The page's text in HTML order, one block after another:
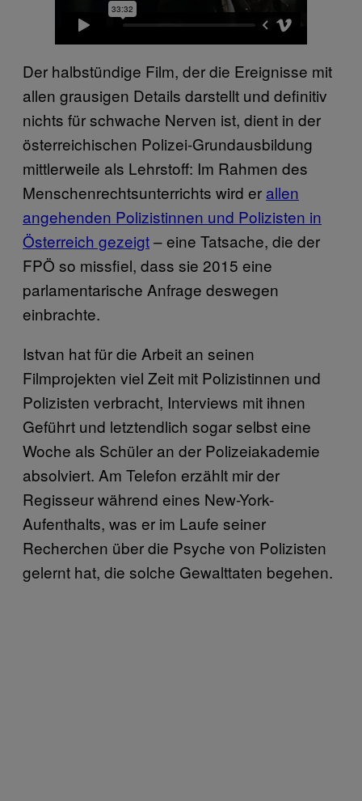
Der halbstündige Film, der die Ereignisse mit
allen grausigen Details darstellt und definitiv
nichts für schwache Nerven ist, dient in der
österreichischen Polizei-Grundausbildung
mittlerweile als Lehrstoff: Im Rahmen des
Menschenrechtsunterrichts wird er allen
angehenden Polizistinnen und Polizisten in
Österreich gezeigt– eine Tatsache, die der
FPÖ so missfiel, dass sie 2015 eine
parlamentarische Anfrage deswegen
einbrachte.
Istvan hat für die Arbeit an seinen
Filmprojekten viel Zeit mit Polizistinnen und
Polizisten verbracht, Interviews mit ihnen
Geführt und letztendlich sogar selbst eine
Woche als Schüler an der Polizeiakademie
absolviert. Am Telefon erzählt mir der
Regisseur während eines New-York-
Aufenthalts, was er im Laufe seiner
Recherchen über die Psyche von Polizisten
gelernt hat, die solche Gewalttaten begehen.